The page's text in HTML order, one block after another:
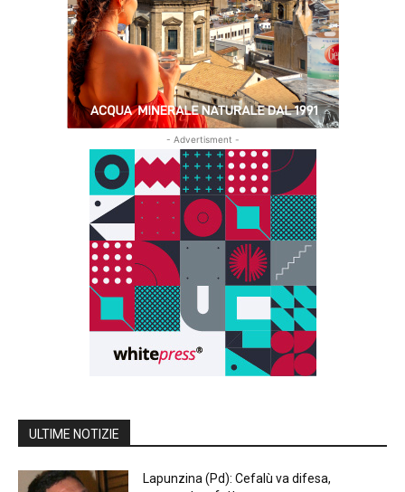
- Advertisment -
ULTIME NOTIZIE
Lapunzina (Pd): Cefalù va difesa,